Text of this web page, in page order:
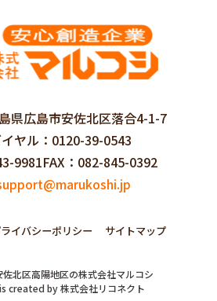
県広島市安佐北区落合4-1-7
ヤル
0120-39-0543
9981FAX
082-845-0392
イバシーポリシー サイトマップ
佐北区高陽地区の株式会社マルコシ
created by株式会社リコネクト